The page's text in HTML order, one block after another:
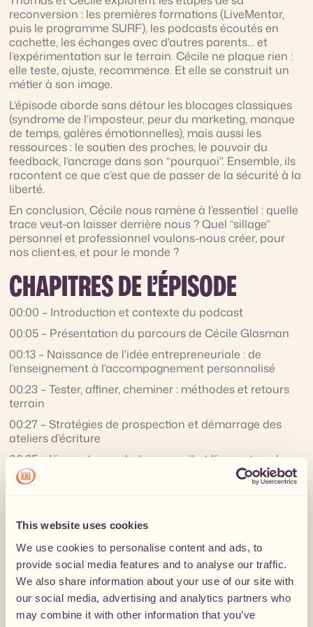
This website uses cookies
We use cookies to personalise content and ads, to
provide social media features and to analyse our traffic.
We also share information about your use of our site with
our social media, advertising and analytics partners who
may combine it with other information that you’ve
reconversion : les premières formations (LiveMentor,
puis le programme SURF), les podcasts écoutés en
cachette, les échanges avec d'autres parents… et
l’expérimentation sur le terrain. Cécile ne plaque rien :
elle teste, ajuste, recommence. Et elle se construit un
métier à son image.
L’épisode aborde sans détour les blocages classiques
(syndrome de l’imposteur, peur du marketing, manque
de temps, galères émotionnelles), mais aussi les
ressources : le soutien des proches, le pouvoir du
feedback, l’ancrage dans son “pourquoi”. Ensemble, ils
racontent ce que c’est que de passer de la sécurité à la
liberté.
En conclusion, Cécile nous ramène à l’essentiel : quelle
trace veut-on laisser derrière nous ? Quel “sillage”
personnel et professionnel voulons-nous créer, pour
nos client·es, et pour le monde ?
CHAPITRES DE L’ÉPISODE
00:00 – Introduction et contexte du podcast
00:05 – Présentation du parcours de Cécile Glasman
00:13 – Naissance de l’idée entrepreneuriale : de
l’enseignement à l’accompagnement personnalisé
00:23 – Tester, affiner, cheminer : méthodes et retours
terrain
00:27 – Stratégies de prospection et démarrage des
ateliers d’écriture
00:35 – L’importance du “pourquoi” et l’impact sur les
enfants
00:54 – Les plus grandes galères rencontrées
00:55 – Apprendre à demander de l’aide et bien
s’entourer
00:58 – La question introspective à destination des
freelances
01:02 – Où retrouver Cécile Glasman